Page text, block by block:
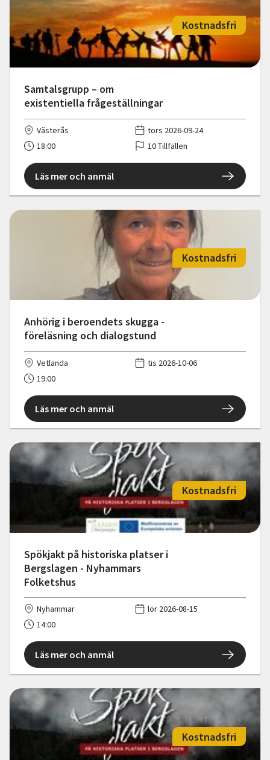
Samtalsgrupp – om
existentiella frågeställningar
Kostnadsfri
Västerås
tors 2026-09-24
18:00
10 Tillfällen
Läs mer och anmäl
Anhörig i beroendets skugga -
föreläsning och dialogstund
Kostnadsfri
Vetlanda
tis 2026-10-06
19:00
Läs mer och anmäl
Spökjakt på historiska platser i
Bergslagen - Nyhammars
Folketshus
Kostnadsfri
Nyhammar
lör 2026-08-15
14:00
Läs mer och anmäl
Kostnadsfri